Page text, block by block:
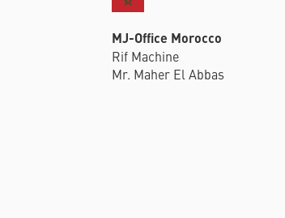
MJ-Office Morocco
Rif Machine
Mr. Maher El Abbas